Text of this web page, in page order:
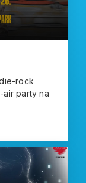
rock
air party na